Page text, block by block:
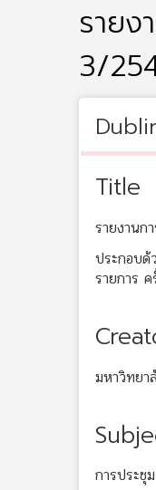
ราย
3/
Title
รายงานก
ประกอบด้
รายการ
มหาวิทยา
การประชุ